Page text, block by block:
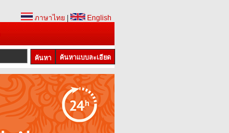
ภาษาไทย
English
ค้นหาแบบละเอียด